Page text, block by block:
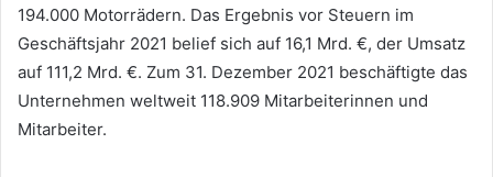
194.000 Motorrädern. Das Ergebnis vor Steuern im
Geschäftsjahr 2021 belief sich auf 16,1 Mrd. €, der Umsatz
auf 111,2 Mrd. €. Zum 31. Dezember 2021 beschäftigte das
Unternehmen weltweit 118.909 Mitarbeiterinnen und
Mitarbeiter.